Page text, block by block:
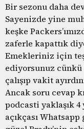
Bir sezonu daha
Sayenizde yine
keşke
zaferle kapattık
Emekleriniz için
ediyorsunuz cünkü
çalışıp vakit
Ancak soru cevap
podcasti yaklaşık
açıkçası